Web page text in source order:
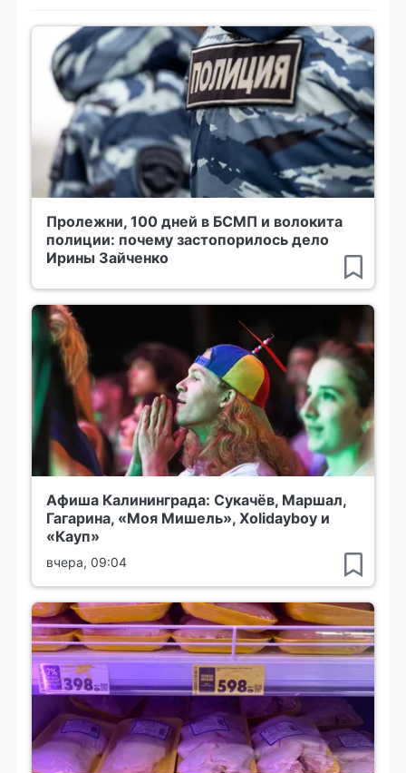
Пролежни, 100 дней в БСМП и волокита
полиции: почему застопорилось дело
Ирины Зайченко
Афиша Калининграда: Сукачёв, Маршал,
Гагарина, «Моя Мишель», Xolidayboy и
«Кауп»
вчера, 09:04